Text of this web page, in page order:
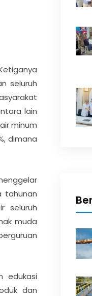
seluruh
lain
minum
dimana
tahunan
seluruh
muda
edukasi
dan